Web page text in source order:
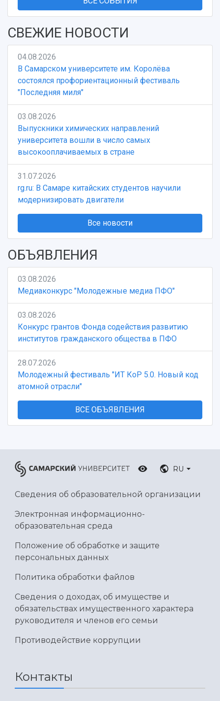
СВЕЖИЕ НОВОСТИ
04.08.2026
В Самарском университете им. Королёва
состоялся профориентационный фестиваль
"Последняя миля"
03.08.2026
Выпускники химических направлений
университета вошли в число самых
высокооплачиваемых в стране
31.07.2026
rg.ru: В Самаре китайских студентов научили
модернизировать двигатели
Все новости
ОБЪЯВЛЕНИЯ
03.08.2026
Медиаконкурс "Молодежные медиа ПФО"
03.08.2026
Конкурс грантов Фонда содействия развитию
институтов гражданского общества в ПФО
28.07.2026
Молодежный фестиваль "ИТ КоР 5.0. Новый код
атомной отрасли"
ВСЕ ОБЪЯВЛЕНИЯ
RU
Сведения об образовательной организации
Электронная информационно-
образовательная среда
Положение об обработке и защите
персональных данных
Политика обработки файлов
Сведения о доходах, об имуществе и
обязательствах имущественного характера
руководителя и членов его семьи
Противодействие коррупции
Контакты